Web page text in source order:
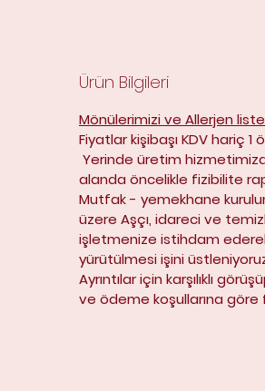
Ürün Bilgileri
Mönülerimizi ve Allerjen
Fiyatlar kişibaşı KDV hariç 1
Yerinde üretim
alanda öncelikle fizibilite
Mutfak - yemekhane
üzere Aşçı, idareci ve
işletmenize istihdam
yürütülmesi işini
Ayrıntılar için karşılıklı
ve ödeme koşullarına göre